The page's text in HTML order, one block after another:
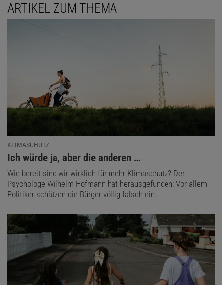
ARTIKEL ZUM THEMA
KLIMASCHUTZ
:Ich würde ja, aber die anderen …
Wie bereit sind wir wirklich für mehr Klimaschutz? Der
Psychologe Wilhelm Hofmann hat herausgefunden: Vor allem
Politiker schätzen die Bürger völlig falsch ein.